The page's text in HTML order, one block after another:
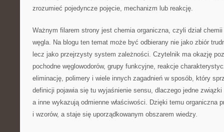
zrozumieć pojedyncze pojęcie, mechanizm lub reakcję.
Ważnym filarem strony jest chemia organiczna, czyli dział
węgla. Na blogu ten temat może być odbierany nie jako zbiór
lecz jako przejrzysty system zależności. Czytelnik ma okazję
pochodne węglowodorów, grupy funkcyjne, reakcje
eliminację, polimery i wiele innych zagadnień w sposób, który
definicji pojawia się tu wyjaśnienie sensu, dlaczego jedne
a inne wykazują odmienne właściwości. Dzięki temu organiczna
i wzorów, a staje się uporządkowanym obszarem wiedzy.